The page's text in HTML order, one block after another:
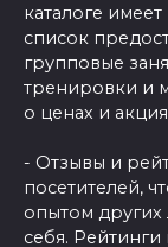
каталоге
список
групповые
тренировки и
о ценах и
- Отзывы и
посетителей,
опытом
себя.